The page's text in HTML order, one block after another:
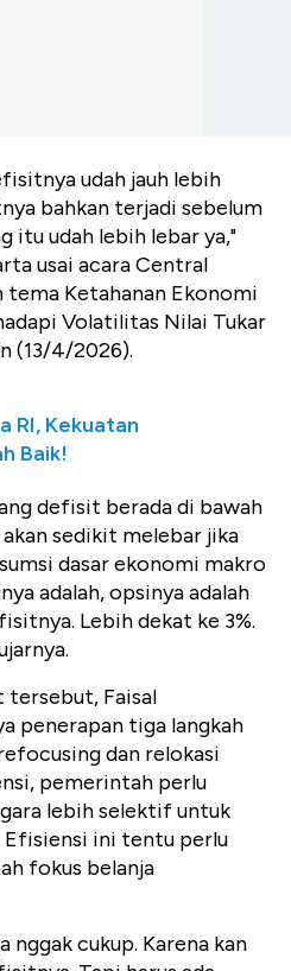
udah jauh lebih
bahkan terjadi sebelum
itu udah lebih lebar ya,"
usai acara Central
tema Ketahanan Ekonomi
Volatilitas Nilai Tukar
(13/4/2026).
RI, Kekuatan
Baik!
defisit berada di bawah
sedikit melebar jika
dasar ekonomi makro
adalah, opsinya adalah
Lebih dekat ke 3%.
Faisal
penerapan tiga langkah
dan relokasi
pemerintah perlu
lebih selektif untuk
Efisiensi ini tentu perlu
fokus belanja
nggak cukup. Karena kan